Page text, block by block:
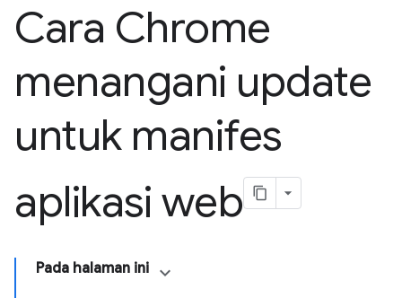
Cara Chrome
menangani update
untuk manifes
aplikasi web
Pada halaman ini